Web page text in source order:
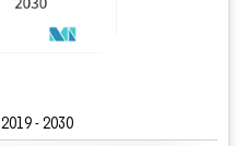
2019 - 2030